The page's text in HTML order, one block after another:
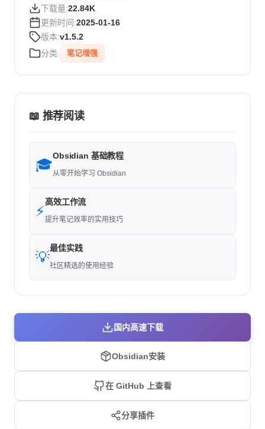
下载量:22.84K
更新时间:2025-01-16
版本:v1.5.2
分类:
笔记增强
📖 推荐阅读
🎓
Obsidian 基础教程
从零开始学习 Obsidian
⚡
高效工作流
提升笔记效率的实用技巧
💡
最佳实践
社区精选的使用经验
国内高速下载
Obsidian安装
在 GitHub 上查看
分享插件